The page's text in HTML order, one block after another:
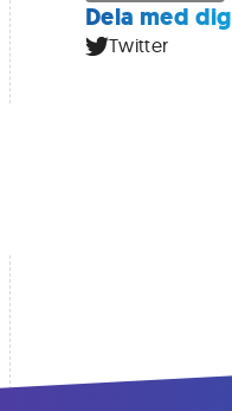
Dela med dig
Twitter